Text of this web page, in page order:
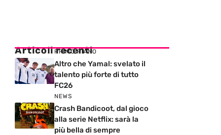
Articoli recenti
PRIMO PIANO
Altro che Yamal: svelato il
talento più forte di tutto
FC26
NEWS
Crash Bandicoot, dal gioco
alla serie Netflix: sarà la
più bella di sempre